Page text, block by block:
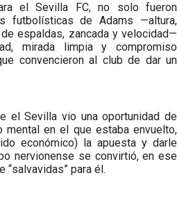
el Sevilla FC, no solo fueron
futbolísticas de Adams —altura,
espaldas, zancada y velocidad—
mirada limpia y compromiso
convencieron al club de dar un
el Sevilla vio una oportunidad de
en el que estaba envuelto,
económico) la apuesta y darle
nervionense se convirtió, en ese
“salvavidas” para él.